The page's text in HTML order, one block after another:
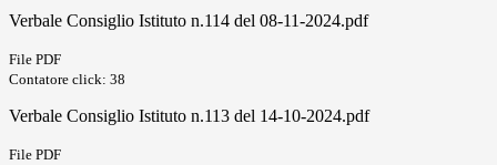
Verbale Consiglio Istituto n.114 del 08-11-2024.pdf
File PDF
Contatore click: 38
Verbale Consiglio Istituto n.113 del 14-10-2024.pdf
File PDF